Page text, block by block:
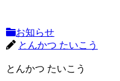
お知らせ
とんかつ たいこう
とんかつ たいこう